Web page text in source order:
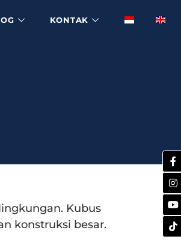
KONTAK
Kubus
konstruksi besar.